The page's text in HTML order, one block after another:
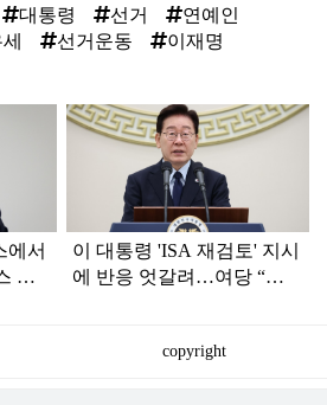
대통령 선거
연예인
선거운동
이재명
에서
하
이 대통령 'ISA 재검토' 지시
에 반응 엇갈려…여당 “적
copyright